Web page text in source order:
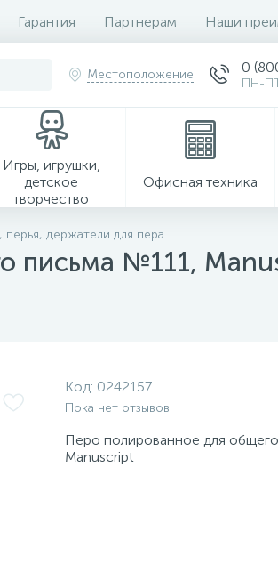
Гарантия Партнерам Наши
Местоположение 0
ПН-
Игры, игрушки,
детское
творчество
Офисная техника
перья, держатели для пера
письма №111,
Код: 0242157
Пока нет отзывов
Перо полированное для
Manuscript